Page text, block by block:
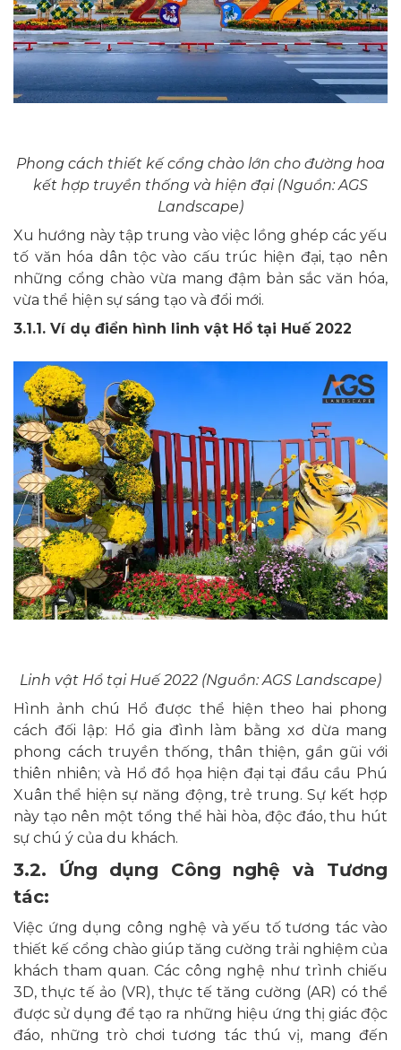
Phong cách thiết kế cổng chào lớn cho đường hoa
kết hợp truyền thống và hiện đại (Nguồn: AGS
Landscape)
Xu hướng này tập trung vào việc lồng ghép các yếu
tố văn hóa dân tộc vào cấu trúc hiện đại, tạo nên
những cổng chào vừa mang đậm bản sắc văn hóa,
vừa thể hiện sự sáng tạo và đổi mới.
3.1.1. Ví dụ điển hình linh vật Hổ tại Huế 2022
Linh vật Hổ tại Huế 2022 (Nguồn: AGS Landscape)
Hình ảnh chú Hổ được thể hiện theo hai phong
cách đối lập: Hổ gia đình làm bằng xơ dừa mang
phong cách truyền thống, thân thiện, gần gũi với
thiên nhiên; và Hổ đồ họa hiện đại tại đầu cầu Phú
Xuân thể hiện sự năng động, trẻ trung. Sự kết hợp
này tạo nên một tổng thể hài hòa, độc đáo, thu hút
sự chú ý của du khách.
3.2. Ứng dụng Công nghệ và Tương
tác:
Việc ứng dụng công nghệ và yếu tố tương tác vào
thiết kế cổng chào giúp tăng cường trải nghiệm của
khách tham quan. Các công nghệ như trình chiếu
3D, thực tế ảo (VR), thực tế tăng cường (AR) có thể
được sử dụng để tạo ra những hiệu ứng thị giác độc
đáo, những trò chơi tương tác thú vị, mang đến